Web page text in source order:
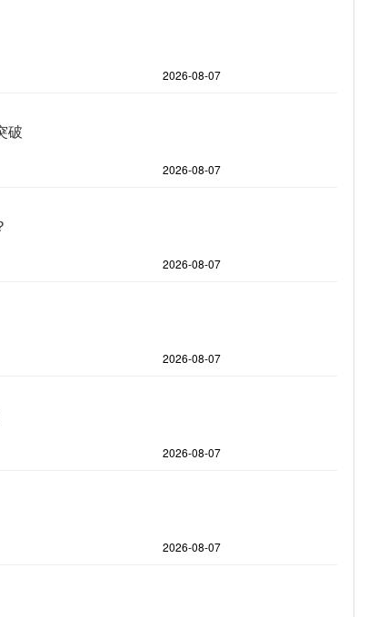
2026-08-07
破
2026-08-07
2026-08-07
2026-08-07
2026-08-07
2026-08-07